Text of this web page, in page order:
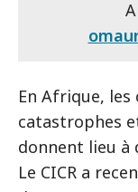
En Afrique,
catastrophes
donnent lieu à
Le CICR a